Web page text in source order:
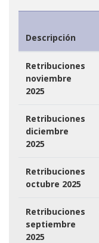
Descripción
Retribuciones
noviembre
2025
Retribuciones
diciembre
2025
Retribuciones
octubre 2025
Retribuciones
septiembre
2025